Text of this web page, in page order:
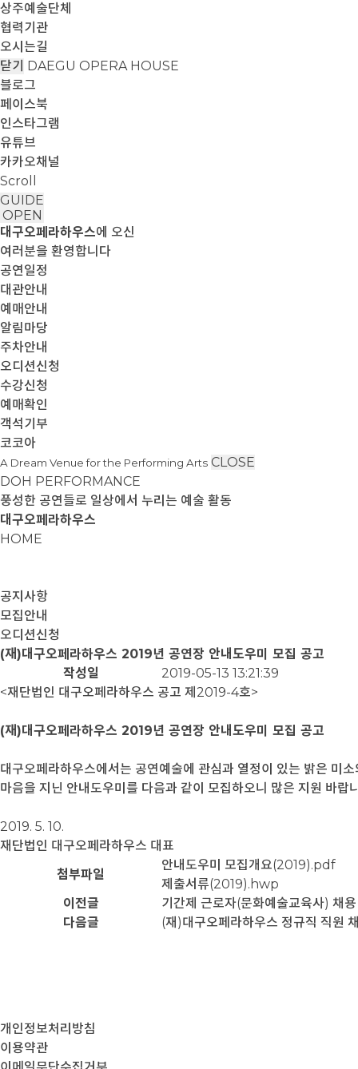
상주예술단체
협력기관
오시는길
닫기 DAEGU OPERA HOUSE
블로그
페이스북
인스타그램
유튜브
카카오채널
Scroll
GUIDE
OPEN
대구오페라하우스에 오신
여러분을 환영합니다
공연일정
대관안내
예매안내
알림마당
주차안내
오디션신청
수강신청
예매확인
객석기부
코코아
A Dream Venue for the Performing Arts CLOSE
DOH PERFORMANCE
풍성한 공연들로 일상에서 누리는 예술 활동
대구오페라하우스
HOME
공지사항
모집안내
오디션신청
(재)대구오페라하우스 2019년 공연장 안내도우미 모집 공고
작성일
2019-05-13 13:21:39
<재단법인 대구오페라하우스 공고 제2019-4호>
(재)대구오페라하우스 2019년 공연장 안내도우미 모집 공고
대구오페라하우스에서는 공연예술에 관심과 열정이 있는 밝은 미
마음을 지닌 안내도우미를 다음과 같이 모집하오니 많은 지원 바랍
2019. 5. 10.
재단법인 대구오페라하우스 대표
첨부파일
안내도우미 모집개요(2019).pdf
제출서류(2019).hwp
이전글
기간제 근로자(문화예술교육사) 채
다음글
(재)대구오페라하우스 정규직 직원
개인정보처리방침
이용약관